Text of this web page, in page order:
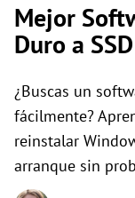
Mejor
Duro a
¿Buscas un
fácilmente?
reinstalar
arranque sin